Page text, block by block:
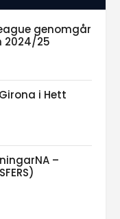
genomgår
2024/25
i Hett
–